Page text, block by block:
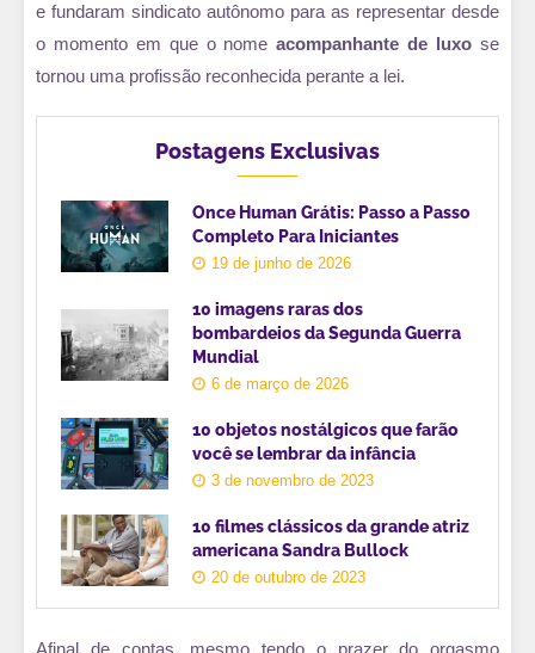
e fundaram sindicato autônomo para as representar desde
o momento em que o nomeacompanhante de luxo se
tornou uma profissão reconhecida perante a lei.
Postagens Exclusivas
Once Human Grátis: Passo a Passo
Completo Para Iniciantes
19 de junho de 2026
10 imagens raras dos
bombardeios da Segunda Guerra
Mundial
6 de março de 2026
10 objetos nostálgicos que farão
você se lembrar da infância
3 de novembro de 2023
10 filmes clássicos da grande atriz
americana Sandra Bullock
20 de outubro de 2023
Afinal de contas, mesmo tendo o prazer do orgasmo